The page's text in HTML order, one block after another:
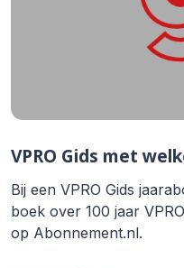
VPRO Gids met
Bij een VPRO Gids
boek over 100 jaar
op Abonnement.nl.